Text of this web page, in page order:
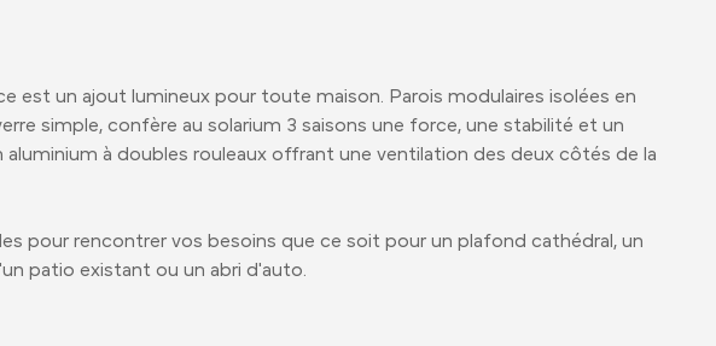
est un ajout lumineux pour toute maison. Parois modulaires isolées en
simple, confère au solarium 3 saisons une force, une stabilité et un
aluminium à doubles rouleaux offrant une ventilation des deux côtés de la
pour rencontrer vos besoins que ce soit pour un plafond cathédral, un
patio existant ou un abri d'auto.